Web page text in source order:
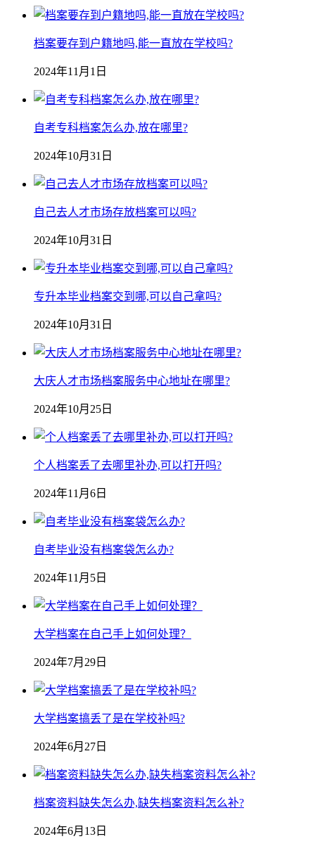
档案要存到户籍地吗,能一直放在学校吗?
2024年11月1日
自考专科档案怎么办,放在哪里?
2024年10月31日
自己去人才市场存放档案可以吗?
2024年10月31日
专升本毕业档案交到哪,可以自己拿吗?
2024年10月31日
大庆人才市场档案服务中心地址在哪里?
2024年10月25日
个人档案丢了去哪里补办,可以打开吗?
2024年11月6日
自考毕业没有档案袋怎么办?
2024年11月5日
大学档案在自己手上如何处理？
2024年7月29日
大学档案搞丢了是在学校补吗?
2024年6月27日
档案资料缺失怎么办,缺失档案资料怎么补?
2024年6月13日